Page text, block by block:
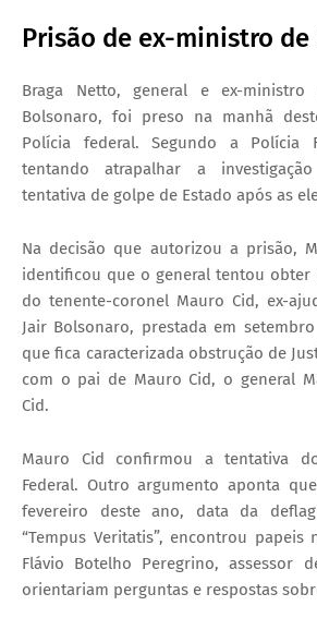
Prisão de ex-ministro de
Braga Netto, general e ex-
Bolsonaro, foi preso na manhã
Polícia federal. Segundo a Polícia
tentando atrapalhar a
tentativa de golpe de Estado após as
Na decisão que autorizou a prisão,
identificou que o general tentou obter
do tenente-coronel Mauro Cid, ex-
Jair Bolsonaro, prestada em
que fica caracterizada obstrução de
com o pai de Mauro Cid, o general
Cid.
Mauro Cid confirmou a tentativa
Federal. Outro argumento aponta
fevereiro deste ano, data da
“Tempus Veritatis”, encontrou
Flávio Botelho Peregrino, assessor
orientariam perguntas e respostas